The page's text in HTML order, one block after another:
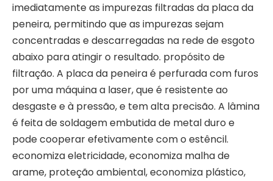
imediatamente as impurezas filtradas da placa da
peneira, permitindo que as impurezas sejam
concentradas e descarregadas na rede de esgoto
abaixo para atingir o resultado. propósito de
filtração. A placa da peneira é perfurada com furos
por uma máquina a laser, que é resistente ao
desgaste e à pressão, e tem alta precisão. A lâmina
é feita de soldagem embutida de metal duro e
pode cooperar efetivamente com o estêncil.
economiza eletricidade, economiza malha de
arame, proteção ambiental, economiza plástico,